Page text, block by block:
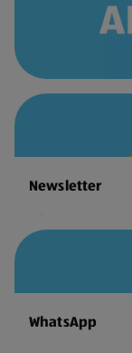
Newsletter
WhatsApp